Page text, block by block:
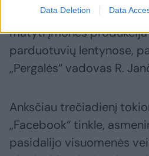
Data Deletion Data
jokių kompromisų“, – po
matyti įmonės produkcija
parduotuvių lentynose,
„Pergalės“ vadovas R.
Anksčiau trečiadienį
„Facebook“ tinkle,
pasidalijo visuomenės